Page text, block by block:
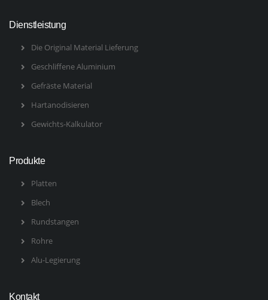
Dienstleistung
Die Original Material Lieferung
Geschliffene Aluminium
Gefräste Material
Hartanodisieren
Gewichts-Kalkulator
Produkte
Platten
Blech
Rundstangen
Rohre
Alu-Legierung
Kontakt